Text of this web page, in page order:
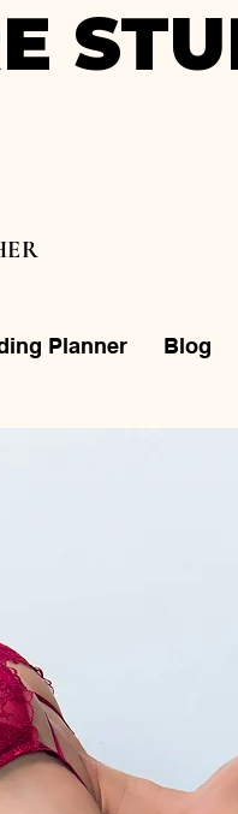
Planner Blog